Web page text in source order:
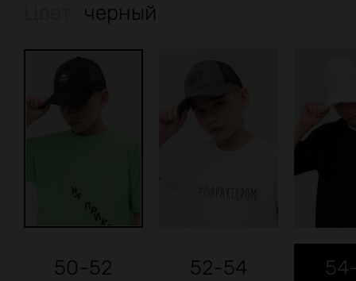
черный
50-52 52-54